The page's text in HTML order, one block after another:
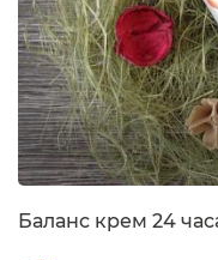
Баланс крем 24